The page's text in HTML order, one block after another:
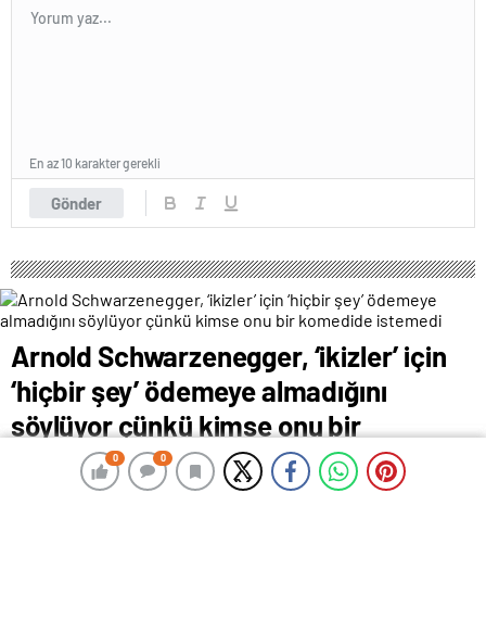
0 0
Gönder
En az 10 karakter gerekli
Arnold Schwarzenegger, ‘ikizler’ için
‘hiçbir şey’ ödemeye almadığını
söylüyor çünkü kimse onu bir
komedide istemedi
0 0